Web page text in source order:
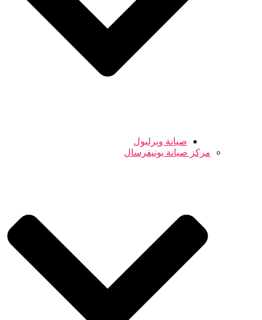
صيانة ويرلبول
مركز صيانة يونيفرسال